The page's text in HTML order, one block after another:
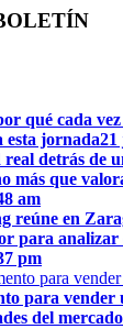
qué cada
esta jornada21
detrás de
más que
am
reúne en
para
pm
para vender
del mercado